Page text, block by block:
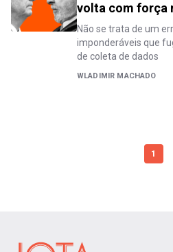
volta com força
Não se trata de um
imponderáveis que
de coleta de dados
WLADIMIR MACHADO
1